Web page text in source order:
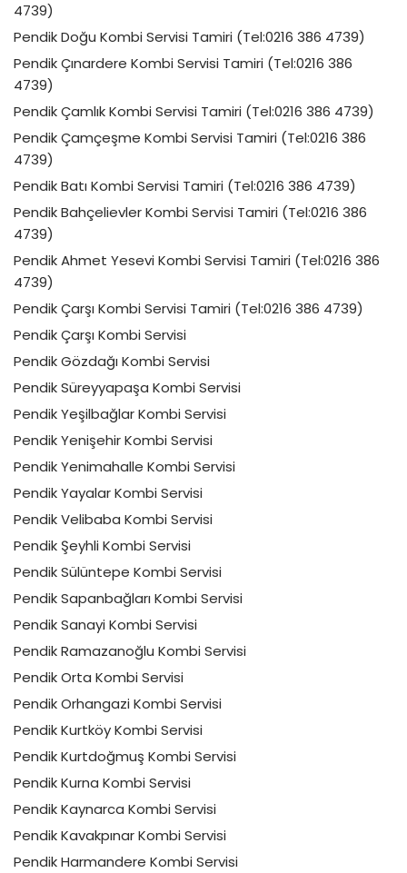
4739)
Pendik Doğu Kombi Servisi Tamiri (Tel:0216 386 4739)
Pendik Çınardere Kombi Servisi Tamiri (Tel:0216 386
4739)
Pendik Çamlık Kombi Servisi Tamiri (Tel:0216 386 4739)
Pendik Çamçeşme Kombi Servisi Tamiri (Tel:0216 386
4739)
Pendik Batı Kombi Servisi Tamiri (Tel:0216 386 4739)
Pendik Bahçelievler Kombi Servisi Tamiri (Tel:0216 386
4739)
Pendik Ahmet Yesevi Kombi Servisi Tamiri (Tel:0216 386
4739)
Pendik Çarşı Kombi Servisi Tamiri (Tel:0216 386 4739)
Pendik Çarşı Kombi Servisi
Pendik Gözdağı Kombi Servisi
Pendik Süreyyapaşa Kombi Servisi
Pendik Yeşilbağlar Kombi Servisi
Pendik Yenişehir Kombi Servisi
Pendik Yenimahalle Kombi Servisi
Pendik Yayalar Kombi Servisi
Pendik Velibaba Kombi Servisi
Pendik Şeyhli Kombi Servisi
Pendik Sülüntepe Kombi Servisi
Pendik Sapanbağları Kombi Servisi
Pendik Sanayi Kombi Servisi
Pendik Ramazanoğlu Kombi Servisi
Pendik Orta Kombi Servisi
Pendik Orhangazi Kombi Servisi
Pendik Kurtköy Kombi Servisi
Pendik Kurtdoğmuş Kombi Servisi
Pendik Kurna Kombi Servisi
Pendik Kaynarca Kombi Servisi
Pendik Kavakpınar Kombi Servisi
Pendik Harmandere Kombi Servisi